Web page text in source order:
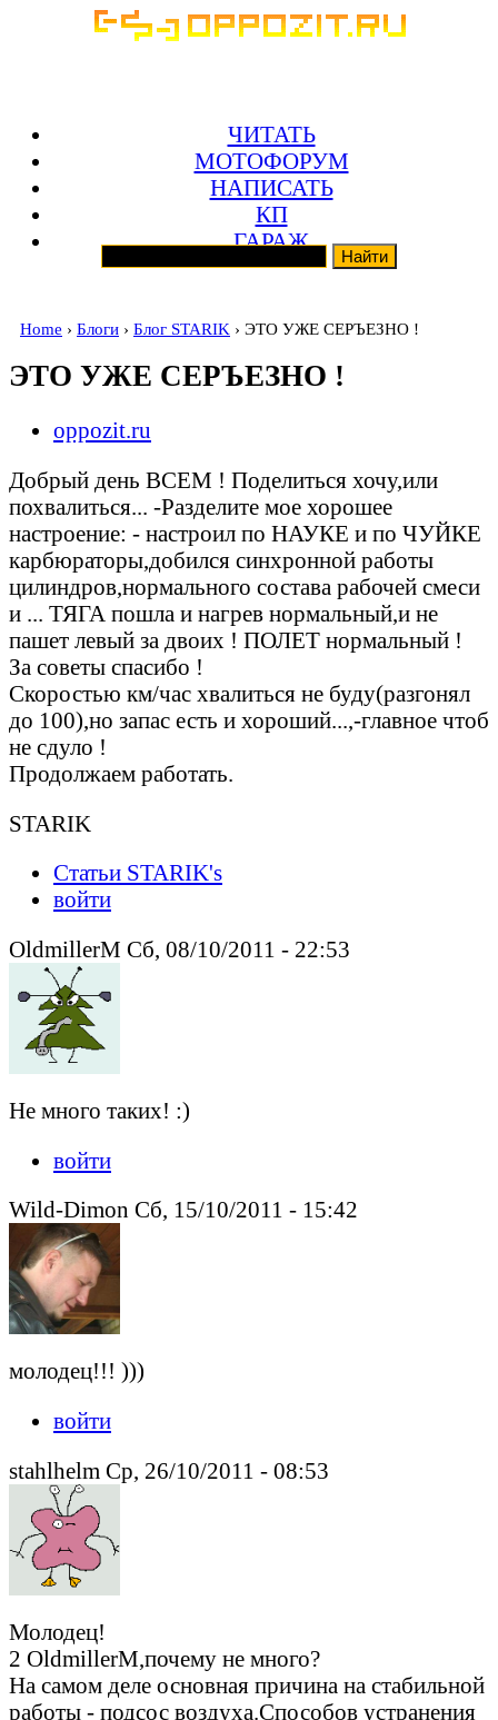
ЧИТАТЬ
МОТОФОРУМ
НАПИСАТЬ
КП
ГАРАЖ
Home › Блоги › Блог STARIK › ЭТО УЖЕ СЕРЪЕЗНО !
ЭТО УЖЕ СЕРЪЕЗНО !
oppozit.ru
Добрый день ВСЕМ ! Поделиться хочу,или
похвалиться... -Разделите мое хорошее
настроение: - настроил по НАУКЕ и по ЧУЙКЕ
карбюраторы,добился синхронной работы
цилиндров,нормального состава рабочей смеси
и ... ТЯГА пошла и нагрев нормальный,и не
пашет левый за двоих ! ПОЛЕТ нормальный !
За советы спасибо !
Скоростью км/час хвалиться не буду(разгонял
до 100),но запас есть и хороший...,-главное чтоб
не сдуло !
Продолжаем работать.
STARIK
Статьи STARIK's
войти
OldmillerM Сб, 08/10/2011 - 22:53
Не много таких! :)
войти
Wild-Dimon Сб, 15/10/2011 - 15:42
молодец!!! )))
войти
stahlhelm Ср, 26/10/2011 - 08:53
Молодец!
2 OldmillerM,почему не много?
На самом деле основная причина на стабильной
работы - подсос воздуха.Способов устранения